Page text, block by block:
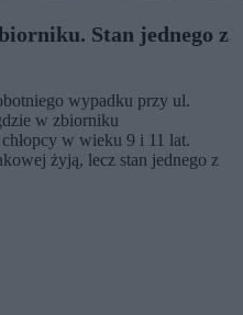
Stan jednego z
wypadku przy ul.
w zbiorniku
w wieku 9 i 11 lat.
żyją, lecz stan jednego z